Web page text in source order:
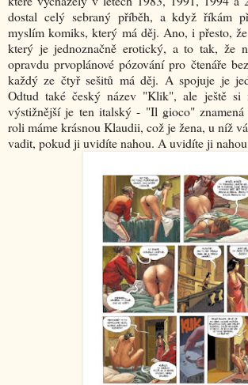
dostal celý sebraný příběh, a když říkám
myslím komiks, který má děj. Ano, i přesto,
který je jednoznačně erotický, a to tak, že
opravdu prvoplánové pózování pro čtenáře
každý ze čtyř sešitů má děj. A spojuje je
Odtud také český název "Klik", ale ještě si
výstižnější je ten italský - "Il gioco"
roli máme krásnou Klaudii, což je žena, u níž
vadit, pokud ji uvidíte nahou. A uvidíte ji nahou